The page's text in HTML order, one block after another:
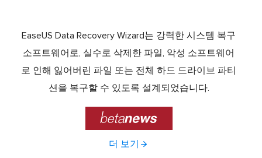
EaseUS Data Recovery Wizard는 강력한 시스템 복구
소프트웨어로, 실수로 삭제한 파일, 악성 소프트웨어
로 인해 잃어버린 파일 또는 전체 하드 드라이브 파티
션을 복구할 수 있도록 설계되었습니다.

더 보기